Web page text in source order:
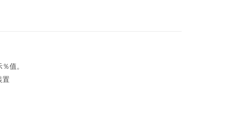
值。
置